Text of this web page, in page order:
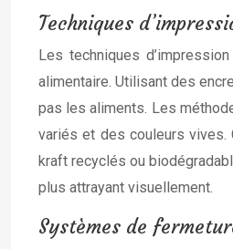
Techniques
Les techniques
alimentaire. Utilisant des
pas les aliments. Les
variés et des couleurs vives.
kraft recyclés ou
plus attrayant visuellement.
Systèmes de